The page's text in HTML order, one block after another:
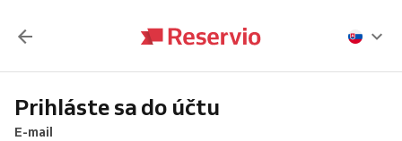
Prihláste sa do účtu
E-mail